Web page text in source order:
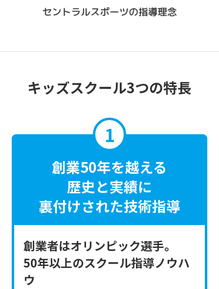
キッズスクール3つの特長
創業50年を越える
歴史と実績に
裏付けされた技術指導
創業者はオリンピック選手。
50年以上のスクール指導ノウハ
ウ